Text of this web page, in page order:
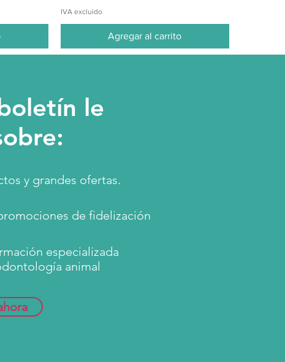
IVA excluido
Agregar al carrito
le
y grandes ofertas.
de fidelización
especializada
animal